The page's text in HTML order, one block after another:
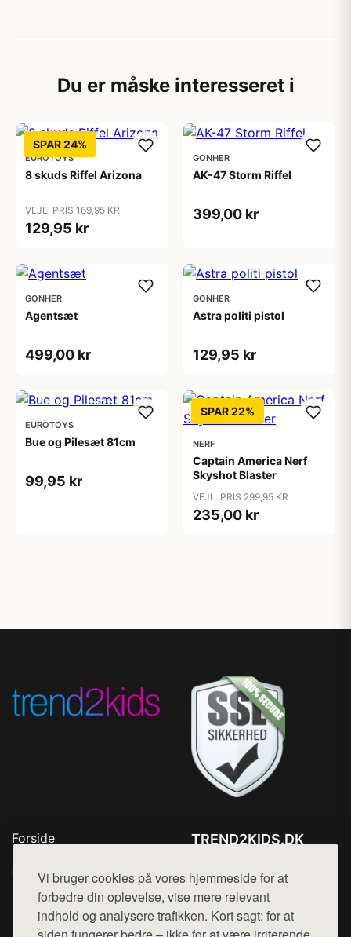
Vi bruger cookies på vores hjemmeside for at
forbedre din oplevelse, vise mere relevant
indhold og analysere trafikken. Kort sagt: for at
Du er måske interesseret i
SPAR 24%
EUROTOYS
8 skuds Riffel Arizona
VEJL. PRIS 169,95 KR
129,95 kr
GONHER
AK-47 Storm Riffel
399,00 kr
GONHER
Agentsæt
499,00 kr
GONHER
Astra politi pistol
129,95 kr
EUROTOYS
Bue og Pilesæt 81cm
99,95 kr
SPAR 22%
NERF
Captain America Nerf
Skyshot Blaster
VEJL. PRIS 299,95 KR
235,00 kr
Forside
Top Rabatter
Blog
Kontakt
TREND2KIDS.DK
Mail: hej@want.dk
Cookie- og privatlivspolitik